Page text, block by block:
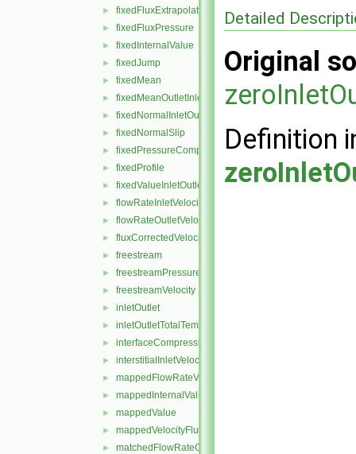
► fixedFluxExtrapolatedPressure
► fixedFluxPressure
► fixedInternalValue
► fixedJump
► fixedMean
► fixedMeanOutletInlet
► fixedNormalInletOutletVelocity
► fixedNormalSlip
► fixedPressureCompressibleDensity
► fixedProfile
► fixedValueInletOutlet
► flowRateInletVelocity
► flowRateOutletVelocity
► fluxCorrectedVelocity
► freestream
► freestreamPressure
► freestreamVelocity
► inletOutlet
► inletOutletTotalTemperature
► interfaceCompression
► interstitialInletVelocity
► mappedFlowRateVelocity
► mappedInternalValue
► mappedValue
► mappedVelocityFlux
► matchedFlowRateOutletVelocity
Detailed
Original
Definition